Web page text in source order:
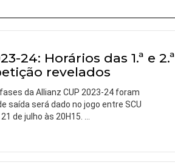
24: Horários das 1.ª e 2.ª
revelados
da Allianz CUP 2023-24 foram
saída será dado no jogo entre SCU
de julho às 20H15.